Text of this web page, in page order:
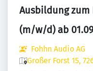
Ausbildung zum
(m/w/d) ab
Fohhn Audio AG
Großer Forst 15,